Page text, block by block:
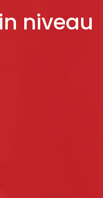
niveau